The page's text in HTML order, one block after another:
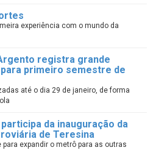
experiência com o mundo da
registra grande
primeiro semestre de
até o dia 29 de janeiro, de forma
da inauguração da
de Teresina
expandir o metrô para as outras